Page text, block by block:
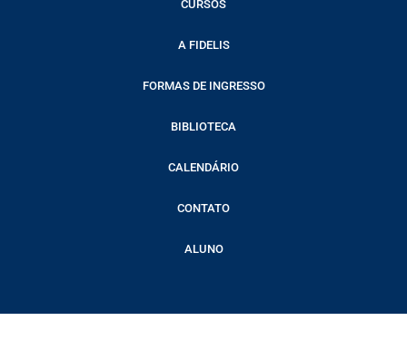
CURSOS
A FIDELIS
FORMAS DE INGRESSO
BIBLIOTECA
CALENDÁRIO
CONTATO
ALUNO